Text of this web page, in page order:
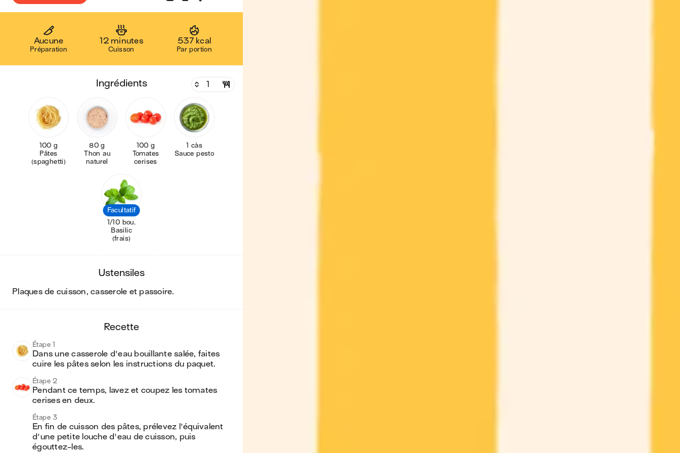
Aucune
Préparation
12 minutes
Cuisson
537 kcal
Par portion
ingrédients
100 g
Pâtes
(spaghetti)
80 g
Thon au
naturel
100 g
Tomates
cerises
1 càs
Sauce pesto
Facultatif
1/10 bou.
Basilic
(frais)
ustensiles
plaques de cuisson, casserole et passoire.
recette
Étape 1
Dans une casserole d'eau bouillante salée, faites
cuire les pâtes selon les instructions du paquet.
Étape 2
Pendant ce temps, lavez et coupez les tomates
cerises en deux.
Étape 3
En fin de cuisson des pâtes, prélevez l'équivalent
d'une petite louche d'eau de cuisson, puis
égouttez-les.